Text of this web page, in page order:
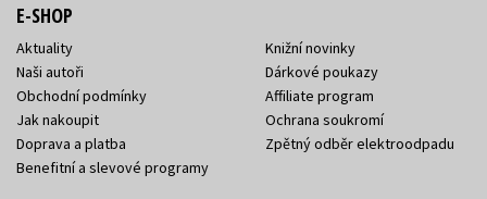
E-SHOP
Aktuality
Naši autoři
Obchodní podmínky
Jak nakoupit
Doprava a platba
Benefitní a slevové programy
Knižní novinky
Dárkové poukazy
Affiliate program
Ochrana soukromí
Zpětný odběr elektroodpadu